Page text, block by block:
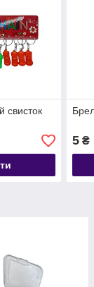
свисток
5 ₴